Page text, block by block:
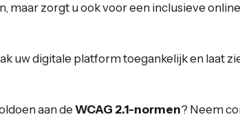
maar zorgt u ook voor een inclusieve
uw digitale platform toegankelijk en laat
aan deWCAG 2.1-normen? Neem